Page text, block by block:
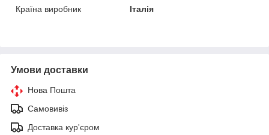
Країна виробник
Італія
Умови доставки
Нова Пошта
Самовивіз
Доставка кур'єром